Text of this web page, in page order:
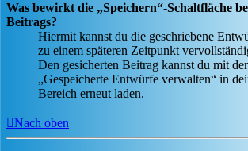
Was bewirkt die „Speichern“-Schaltfläche
Beitrags?
Hiermit kannst du die geschriebene
zu einem späteren Zeitpunkt
Den gesicherten Beitrag kannst du mit
„Gespeicherte Entwürfe verwalten“ in
Bereich erneut laden.
Nach oben